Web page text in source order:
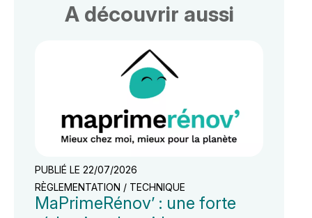
A découvrir aussi
PUBLIÉ LE 22/07/2026
RÈGLEMENTATION / TECHNIQUE
MaPrimeRénov’ : une forte